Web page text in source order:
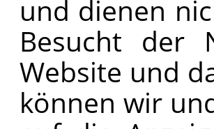
und dienen
Besucht der
Website und
können wir